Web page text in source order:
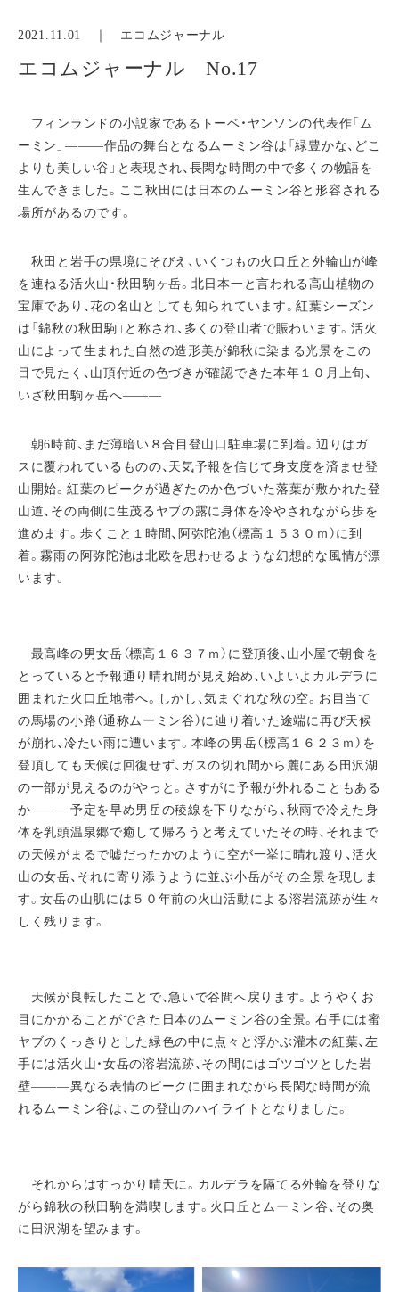
2021.11.01 ｜ エコムジャーナル
エコムジャーナル No.17
フィンランドの小説家であるトーベ・ヤンソンの代表作「ム
ーミン」―――作品の舞台となるムーミン谷は「緑豊かな、どこ
よりも美しい谷」と表現され、長閑な時間の中で多くの物語を
生んできました。ここ秋田には日本のムーミン谷と形容される
場所があるのです。
秋田と岩手の県境にそびえ、いくつもの火口丘と外輪山が峰
を連ねる活火山・秋田駒ヶ岳。北日本一と言われる高山植物の
宝庫であり、花の名山としても知られています。紅葉シーズン
は「錦秋の秋田駒」と称され、多くの登山者で賑わいます。活火
山によって生まれた自然の造形美が錦秋に染まる光景をこの
目で見たく、山頂付近の色づきが確認できた本年１０月上旬、
いざ秋田駒ヶ岳へ―――
朝6時前、まだ薄暗い８合目登山口駐車場に到着。辺りはガ
スに覆われているものの、天気予報を信じて身支度を済ませ登
山開始。紅葉のピークが過ぎたのか色づいた落葉が敷かれた登
山道、その両側に生茂るヤブの露に身体を冷やされながら歩を
進めます。歩くこと１時間、阿弥陀池（標高１５３０ｍ）に到
着。霧雨の阿弥陀池は北欧を思わせるような幻想的な風情が漂
います。
最高峰の男女岳（標高１６３７ｍ）に登頂後、山小屋で朝食を
とっていると予報通り晴れ間が見え始め、いよいよカルデラに
囲まれた火口丘地帯へ。しかし、気まぐれな秋の空。お目当て
の馬場の小路（通称ムーミン谷）に辿り着いた途端に再び天候
が崩れ、冷たい雨に遭います。本峰の男岳（標高１６２３ｍ）を
登頂しても天候は回復せず、ガスの切れ間から麓にある田沢湖
の一部が見えるのがやっと。さすがに予報が外れることもある
か―――予定を早め男岳の稜線を下りながら、秋雨で冷えた身
体を乳頭温泉郷で癒して帰ろうと考えていたその時、それまで
の天候がまるで嘘だったかのように空が一挙に晴れ渡り、活火
山の女岳、それに寄り添うように並ぶ小岳がその全景を現しま
す。女岳の山肌には５０年前の火山活動による溶岩流跡が生々
しく残ります。
天候が良転したことで、急いで谷間へ戻ります。ようやくお
目にかかることができた日本のムーミン谷の全景。右手には蜜
ヤブのくっきりとした緑色の中に点々と浮かぶ灌木の紅葉、左
手には活火山・女岳の溶岩流跡、その間にはゴツゴツとした岩
壁―――異なる表情のピークに囲まれながら長閑な時間が流
れるムーミン谷は、この登山のハイライトとなりました。
それからはすっかり晴天に。カルデラを隔てる外輪を登りな
がら錦秋の秋田駒を満喫します。火口丘とムーミン谷、その奥
に田沢湖を望みます。